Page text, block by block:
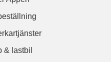
& lastbil